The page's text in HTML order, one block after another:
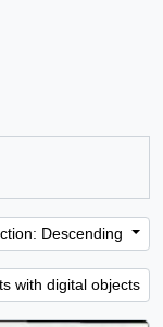
Descending
with digital objects